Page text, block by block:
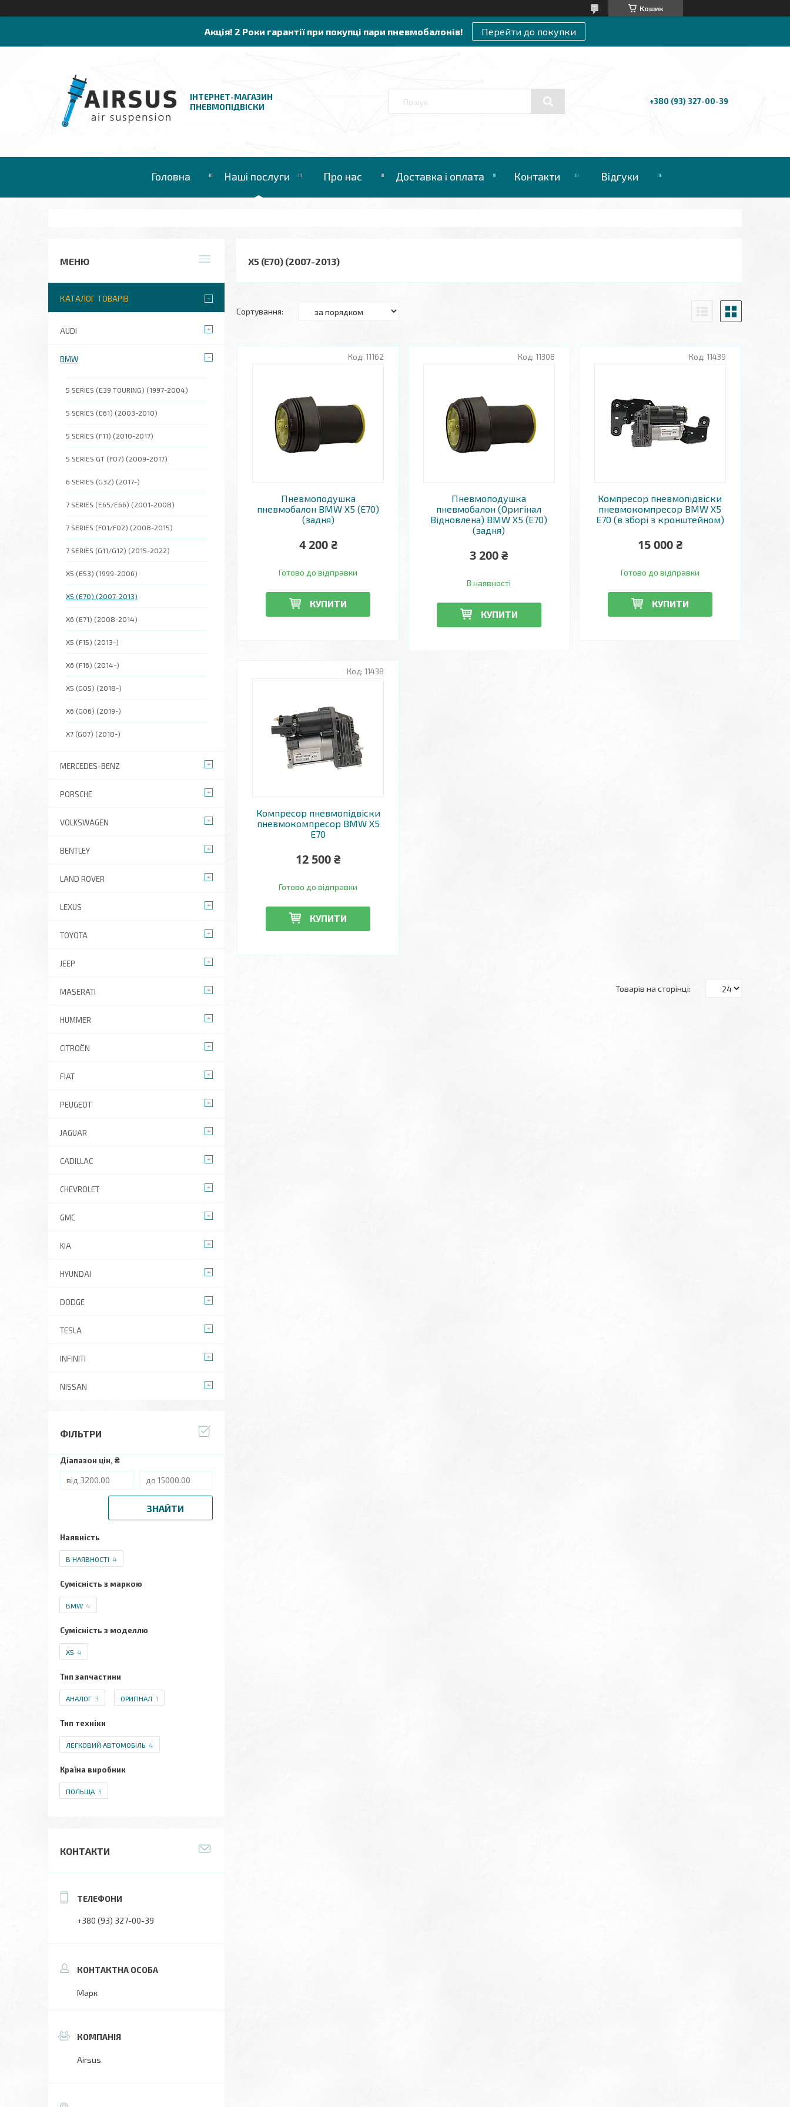
Кошик
Акція! 2 Роки гарантії при покупці пари пневмобалонів! Перейти до покупки
ІНТЕРНЕТ-МАГАЗИН
ПНЕВМОПІДВІСКИ
+380 (93) 327-00-39
Головна Наші послуги Про нас Доставка і оплата Контакти Відгуки
X5 (E70) (2007-2013)
11162
Пневмоподушка
пневмобалон BMW X5 (E70)
(задня)
4 200 ₴
Готово до відправки
КУПИТИ
11308
Пневмоподушка
пневмобалон (Оригінал
Відновлена) BMW X5 (E70)
(задня)
3 200 ₴
В наявності
КУПИТИ
11439
Компресор пневмопідвіски
пневмокомпресор BMW X5
E70 (в зборі з кронштейном)
15 000 ₴
Готово до відправки
КУПИТИ
11438
Компресор пневмопідвіски
пневмокомпресор BMW X5
E70
12 500 ₴
Готово до відправки
КУПИТИ
КАТАЛОГ ТОВАРІВ
AUDI
BMW
5 SERIES (E39 TOURING) (1997-2004)
5 SERIES (E61) (2003-2010)
5 SERIES (F11) (2010-2017)
5 SERIES GT (F07) (2009-2017)
6 SERIES (G32) (2017-)
7 SERIES (E65/E66) (2001-2008)
7 SERIES (F01/F02) (2008-2015)
7 SERIES (G11/G12) (2015-2022)
X5 (E53) (1999-2006)
X5 (E70) (2007-2013)
X6 (E71) (2008-2014)
X5 (F15) (2013-)
X6 (F16) (2014-)
X5 (G05) (2018-)
X6 (G06) (2019-)
X7 (G07) (2018-)
MERCEDES-BENZ
PORSCHE
VOLKSWAGEN
BENTLEY
LAND ROVER
LEXUS
TOYOTA
JEEP
MASERATI
HUMMER
CITROËN
FIAT
PEUGEOT
JAGUAR
CADILLAC
CHEVROLET
GMC
KIA
HYUNDAI
DODGE
TESLA
INFINITI
NISSAN
ФІЛЬТРИ
Діапазон цін, ₴
ЗНАЙТИ
Наявність
В НАЯВНОСТІ 4
Сумісність з маркою
BMW 4
Сумісність з моделлю
X5 4
Тип запчастини
АНАЛОГ 3 ОРИГІНАЛ 1
Тип техніки
ЛЕГКОВИЙ АВТОМОБІЛЬ 4
Країна виробник
ПОЛЬЩА 3
КОНТАКТИ
+380 (93) 327-00-39
Марк
Airsus